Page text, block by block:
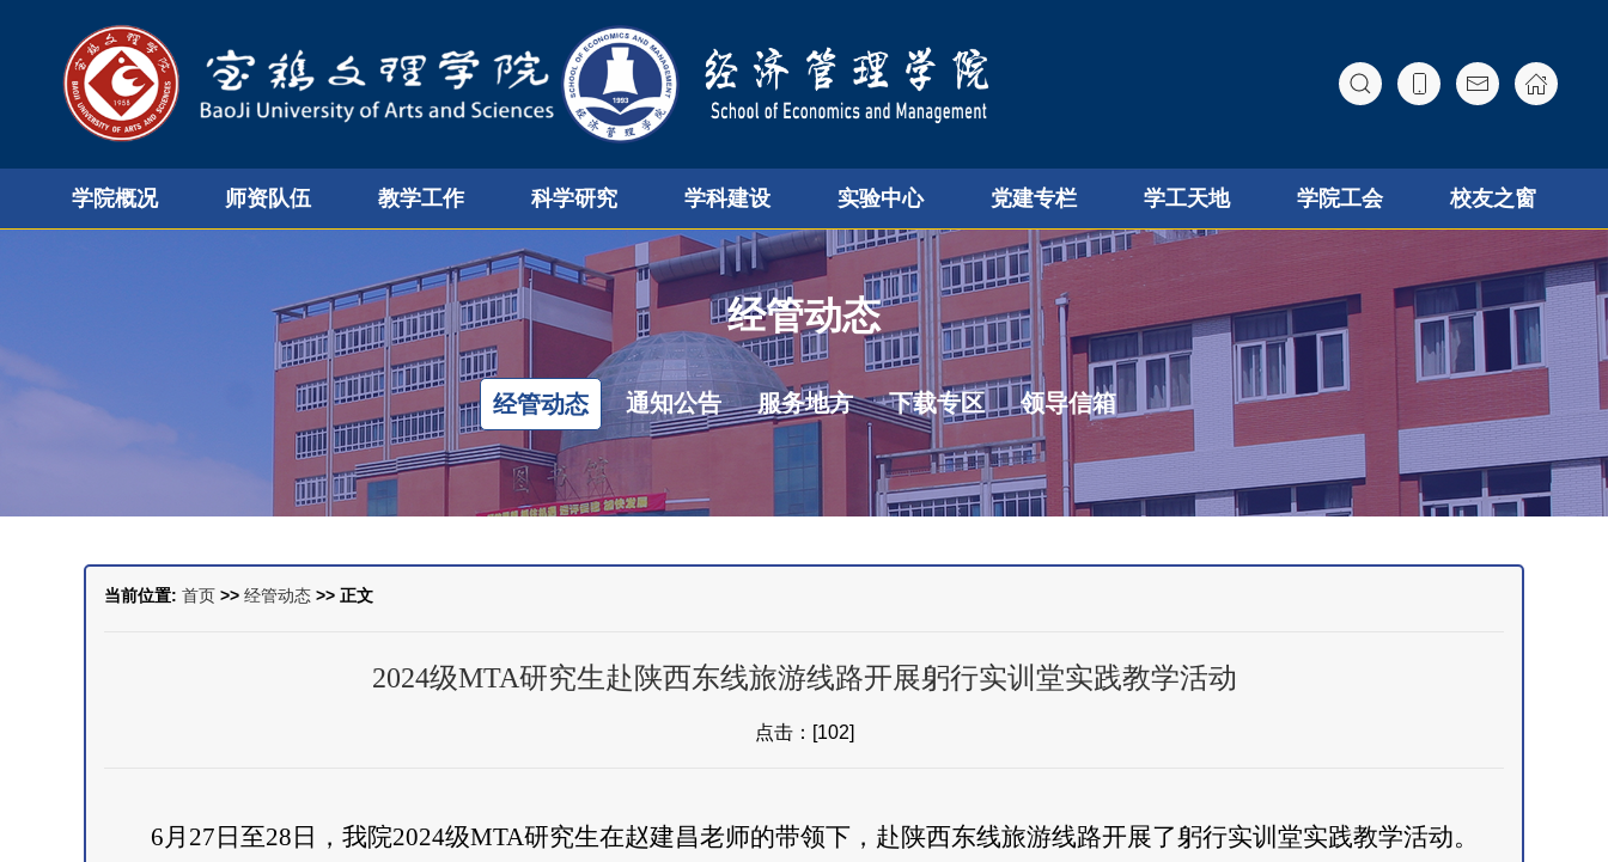
学院概况 师资队伍 教学工作 科学研究 学科建设 实验中心 党建专栏 学工天地 学院工会 校友之窗
经管动态
经管动态 通知公告 服务地方 下载专区 领导信箱
当前位置: 首页 >> 经管动态 >> 正文
2024级MTA研究生赴陕西东线旅游线路开展躬行实训堂实践教学活动
点击：[102]
6月27日至28日，我院2024级MTA研究生在赵建昌老师的带领下，赴陕西东线旅游线路开展了躬行实训堂实践教学活动。